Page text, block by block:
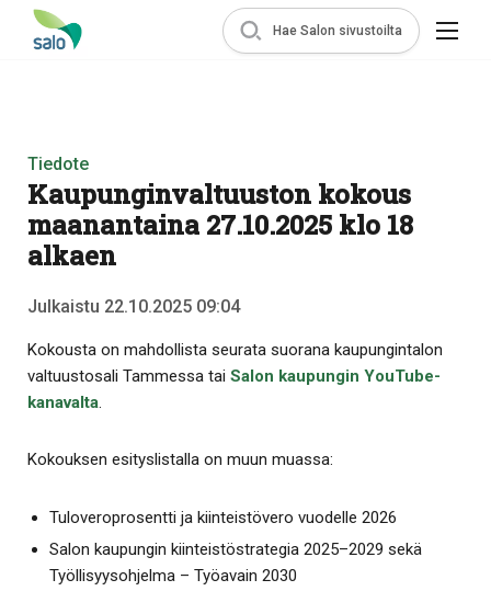
Hae Salon sivustoilta
Tiedote
Kaupunginvaltuuston kokous
maanantaina 27.10.2025 klo 18
alkaen
Julkaistu 22.10.2025 09:04
Kokousta on mahdollista seurata suorana kaupungintalon
valtuustosali Tammessa tai Salon kaupungin YouTube-
kanavalta.
Kokouksen esityslistalla on muun muassa:
Tuloveroprosentti ja kiinteistövero vuodelle 2026
Salon kaupungin kiinteistöstrategia 2025–2029 sekä
Työllisyysohjelma – Työavain 2030